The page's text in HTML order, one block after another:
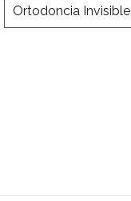
Ortodoncia Invisible